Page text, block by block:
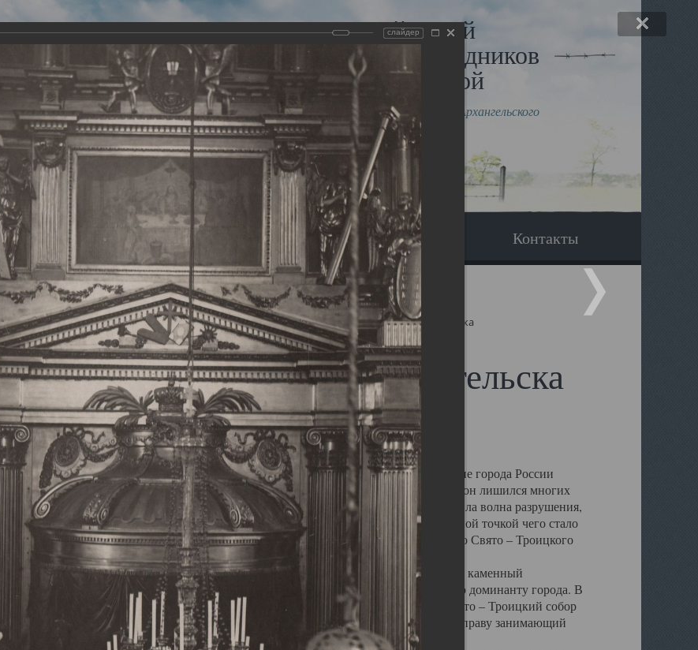
Виртуальный музей
Новомучеников и исповедников
Земли Архангельской
Сайт создан по благословлению митрополита Архангельского
и Холмогорского Даниила
Наследники Галерея Вопрос-ответ Контакты
Главная Галерея Храмы-мученики Архангельска Свято-Троицкий собор Архангельска
Свято-Троицкий собор Архангельска
Свято-Троицкий собор Архангельска
23.12.2015
Сегодня мы можем говорить, что Архангельск в большей мере, чем другие губернские города России
пострадал от целенаправленных систематических разрушений, в результате которых он лишился многих
выдающихся памятников архитектуры. Больше всего по старому Архангельску ударила волна разрушения,
вызванная борьбой с религией, набравшая особую силу в конце 20 –х годов. Отправной точкой чего стало
разрушение православного центра архангельской губернии - ансамбля кафедрального Свято – Троицкого
собора Архангельска.
Возникнув в начале XVIII века в центре Архангельска, величественный каменный
двухэтажный Троицкий собор, сразу превратился в зрительную и градостроительную доминанту города. В
XVIII веке по масштабам ему не было равных на Севере. Вплоть до разрушения Свято – Троицкий собор
оставался самым высоким и значительным из городских строений Архангельска, по праву занимающий
второе место, после гостиных дворов, в градостроительной картине Архангельска.
слайдер